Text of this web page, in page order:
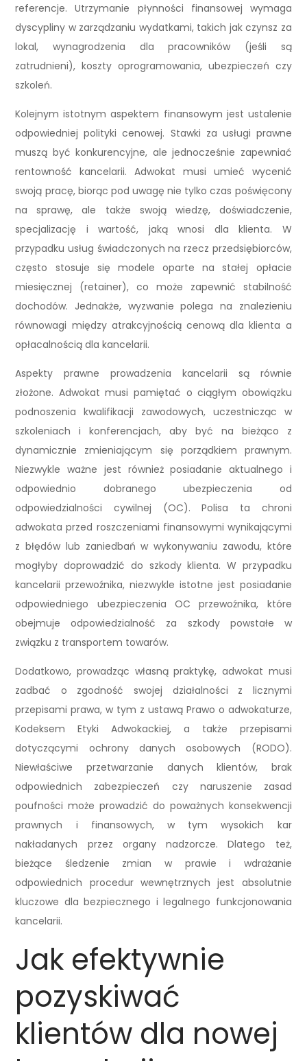
referencje. Utrzymanie płynności finansowej wymaga
dyscypliny w zarządzaniu wydatkami, takich jak czynsz za
lokal, wynagrodzenia dla pracowników (jeśli są
zatrudnieni), koszty oprogramowania, ubezpieczeń czy
szkoleń.
Kolejnym istotnym aspektem finansowym jest ustalenie
odpowiedniej polityki cenowej. Stawki za usługi prawne
muszą być konkurencyjne, ale jednocześnie zapewniać
rentowność kancelarii. Adwokat musi umieć wycenić
swoją pracę, biorąc pod uwagę nie tylko czas poświęcony
na sprawę, ale także swoją wiedzę, doświadczenie,
specjalizację i wartość, jaką wnosi dla klienta. W
przypadku usług świadczonych na rzecz przedsiębiorców,
często stosuje się modele oparte na stałej opłacie
miesięcznej (retainer), co może zapewnić stabilność
dochodów. Jednakże, wyzwanie polega na znalezieniu
równowagi między atrakcyjnością cenową dla klienta a
opłacalnością dla kancelarii.
Aspekty prawne prowadzenia kancelarii są równie
złożone. Adwokat musi pamiętać o ciągłym obowiązku
podnoszenia kwalifikacji zawodowych, uczestnicząc w
szkoleniach i konferencjach, aby być na bieżąco z
dynamicznie zmieniającym się porządkiem prawnym.
Niezwykle ważne jest również posiadanie aktualnego i
odpowiednio dobranego ubezpieczenia od
odpowiedzialności cywilnej (OC). Polisa ta chroni
adwokata przed roszczeniami finansowymi wynikającymi
z błędów lub zaniedbań w wykonywaniu zawodu, które
mogłyby doprowadzić do szkody klienta. W przypadku
kancelarii przewoźnika, niezwykle istotne jest posiadanie
odpowiedniego ubezpieczenia OC przewoźnika, które
obejmuje odpowiedzialność za szkody powstałe w
związku z transportem towarów.
Dodatkowo, prowadząc własną praktykę, adwokat musi
zadbać o zgodność swojej działalności z licznymi
przepisami prawa, w tym z ustawą Prawo o adwokaturze,
Kodeksem Etyki Adwokackiej, a także przepisami
dotyczącymi ochrony danych osobowych (RODO).
Niewłaściwe przetwarzanie danych klientów, brak
odpowiednich zabezpieczeń czy naruszenie zasad
poufności może prowadzić do poważnych konsekwencji
prawnych i finansowych, w tym wysokich kar
nakładanych przez organy nadzorcze. Dlatego też,
bieżące śledzenie zmian w prawie i wdrażanie
odpowiednich procedur wewnętrznych jest absolutnie
kluczowe dla bezpiecznego i legalnego funkcjonowania
kancelarii.
Jak efektywnie
pozyskiwać
klientów dla nowej